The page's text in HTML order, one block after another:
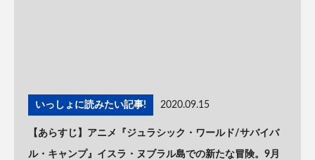
いっしょに読みたい記事! 2020.09.15
【あらすじ】アニメ『ジュラシック・ワールド/サバイバ
ル・キャンプ』イスラ・ヌブラル島での新たな冒険。9月